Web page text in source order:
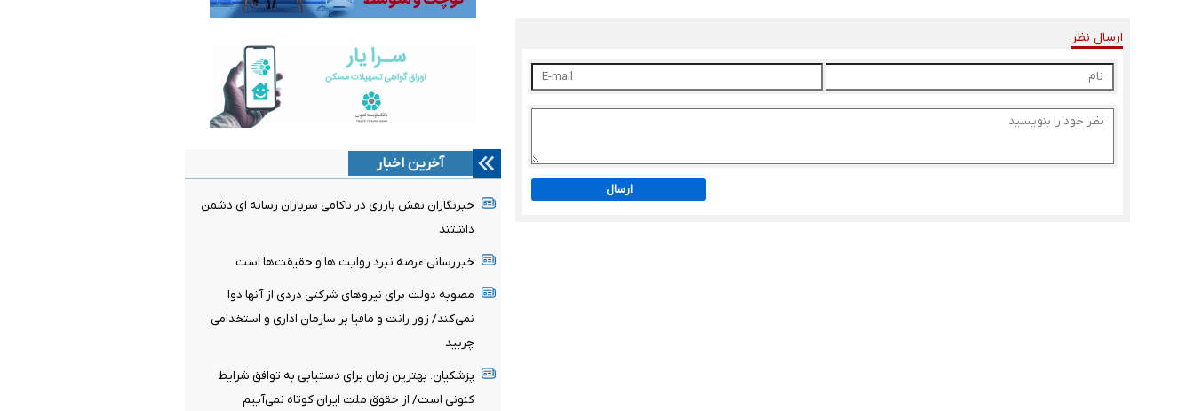
ارسال نظر
ارسال
آخرین اخبار
خبرنگاران نقش بارزی در ناکامی سربازان رسانه ای دشمن
داشتند
خبررسانی عرصه نبرد روایت ها و حقیقت‌ها است
مصوبه دولت برای نیروهای شرکتی دردی از آنها دوا
نمی‌کند/ زور رانت و مافیا بر سازمان اداری و استخدامی
چربید
پزشکیان‌: بهترین زمان برای دستیابی به توافق شرایط
کنونی است/ از حقوق ملت ایران کوتاه نمی‌آییم